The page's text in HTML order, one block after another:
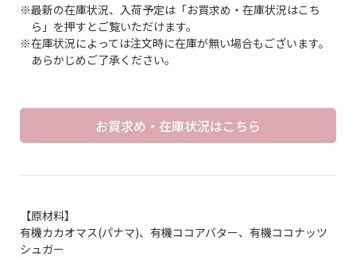
※最新の在庫状況、入荷予定は「お買求め・在庫状況はこち
ら」を押すとご覧いただけます。
※在庫状況によっては注文時に在庫が無い場合もございます。
あらかじめご了承ください。
お買求め・在庫状況はこちら
【原材料】
有機カカオマス(パナマ)、有機ココアバター、有機ココナッツ
シュガー